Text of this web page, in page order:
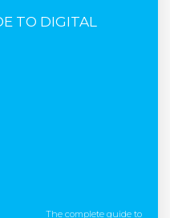
TO DIGITAL
The complete guide to